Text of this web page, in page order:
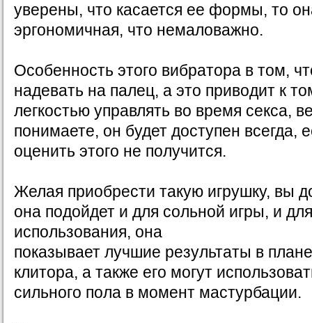
уверены, что касается ее формы, то
эргономичная, что немаловажно.
Особенность этого вибратора в том,
надевать на палец, а это приводит к
легкостью управлять во время секса,
понимаете, он будет доступен всегда,
оценить этого не получится.
Желая приобрести такую игрушку, вы
она подойдет и для сольной игры, и
использования, она
показывает лучшие результаты в
клитора, а также его могут
сильного пола в момент мастурбации.